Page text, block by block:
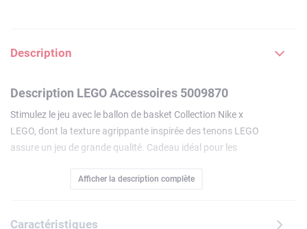
Description
Description LEGO Accessoires 5009870
Stimulez le jeu avec le ballon de basket Collection Nike x
LEGO, dont la texture agrippante inspirée des tenons LEGO
assure un jeu de grande qualité. Cadeau idéal pour les
basket tout-terrain taille 7, adoptant la couleur jaune LEGO
Afficher la description complète
Caractéristiques